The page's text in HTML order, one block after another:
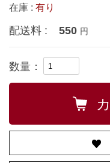
在庫 : 有り
配送料 : 550 円
数量：